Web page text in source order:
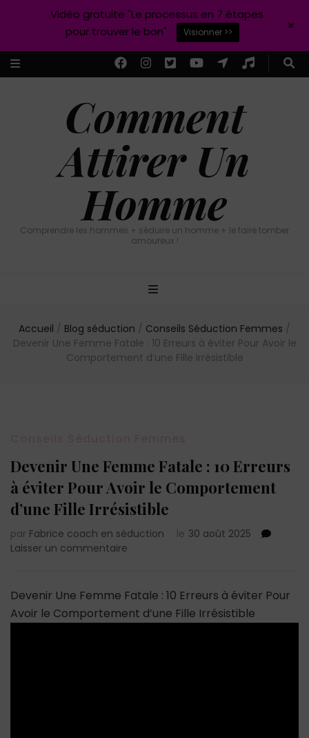
Comment
Attirer Un
Homme
Comprendre les hommes + séduire un homme + le faire tomber
amoureux !
Accueil / Blog séduction / Conseils Séduction Femmes /
Devenir Une Femme Fatale : 10 Erreurs à éviter Pour Avoir le
Comportement d’une Fille Irrésistible
Devenir Une Femme Fatale : 10 Erreurs
à éviter Pour Avoir le Comportement
d’une Fille Irrésistible
par Fabrice coach en séduction le 30 août 2025
Laisser un commentaire
Femme
:
Devenir Une Femme Fatale : 10 Erreurs à éviter Pour
Avoir le Comportement d’une Fille Irrésistible
Vidéo gratuite "Le processus en 7 étapes
pour trouver le bon"
Visionner >> +